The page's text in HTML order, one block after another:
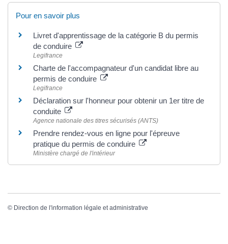
Pour en savoir plus
Livret d'apprentissage de la catégorie B du permis
de conduire
Legifrance
Charte de l'accompagnateur d'un candidat libre au
permis de conduire
Legifrance
Déclaration sur l'honneur pour obtenir un 1er titre de
conduite
Agence nationale des titres sécurisés (ANTS)
Prendre rendez-vous en ligne pour l'épreuve
pratique du permis de conduire
Ministère chargé de l'intérieur
© Direction de l'information légale et administrative